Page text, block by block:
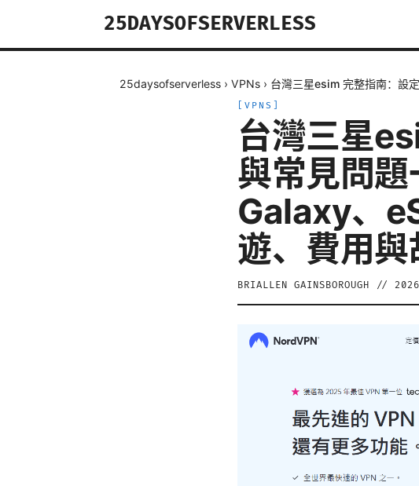
25DAYSOFSERVERLESS
25daysofserverless › VPNs › 台灣三星esim 完整指南：設
VPNS
台灣三星
與常見問
Galaxy、
遊、費用
BRIALLEN GAINSBOROUGH //